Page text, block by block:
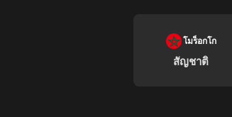
โมร็อกโก
สัญชาติ